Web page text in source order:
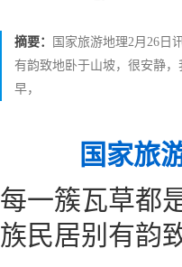
摘要：
国家旅游地理2月26日
有韵致地卧于山坡，很安静
早，
国家旅
每一簇瓦草都
族民居别有韵